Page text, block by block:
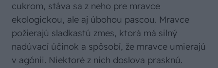
cukrom, stáva sa z neho pre mravce
ekologickou, ale aj úbohou pascou. Mravce
požierajú sladkastú zmes, ktorá má silný
nadúvací účinok a spôsobí, že mravce umierajú
v agónii. Niektoré z nich doslova prasknú.